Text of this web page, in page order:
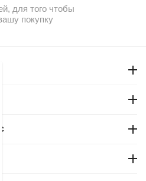
для того чтобы
покупку